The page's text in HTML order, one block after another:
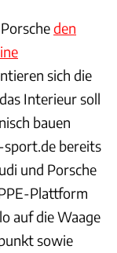
den
sich die
Interieur soll
bauen
bereits
und Porsche
Plattform
auf die Waage
sowie